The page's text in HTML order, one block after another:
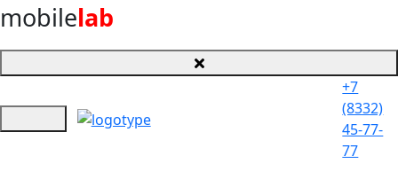
mobilelab
+7
(8332)
45-77-
77